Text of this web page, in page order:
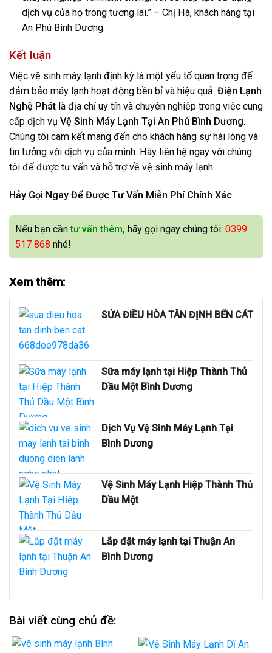
dịch vụ của họ trong tương lai.” – Chị Hà, khách hàng tại
An Phú Bình Dương.
Kết luận
Việc vệ sinh máy lạnh định kỳ là một yếu tố quan trọng để
đảm bảo máy lạnh hoạt động bền bỉ và hiệu quả. Điện Lạnh
Nghệ Phát là địa chỉ uy tín và chuyên nghiệp trong việc cung
cấp dịch vụ Vệ Sinh Máy Lạnh Tại An Phú Bình Dương.
Chúng tôi cam kết mang đến cho khách hàng sự hài lòng và
tin tưởng với dịch vụ của mình. Hãy liên hệ ngay với chúng
tôi để được tư vấn và hỗ trợ về vệ sinh máy lạnh.
Hảy Gọi Ngay Để Được Tư Vấn Miễn Phí Chính Xác
Nếu bạn cầntư vấn thêm, hãy gọi ngay chúng tôi: 0399
517 868 nhé!
Xem thêm:
SỬA ĐIỀU HÒA TÂN ĐỊNH BẾN CÁT
Sữa máy lạnh tại Hiệp Thành Thủ
Dầu Một Bình Dương
Dịch Vụ Vệ Sinh Máy Lạnh Tại
Bình Dương
Vệ Sinh Máy Lạnh Hiệp Thành Thủ
Dầu Một
Lắp đặt máy lạnh tại Thuận An
Bình Dương
Bài viết cùng chủ đề: